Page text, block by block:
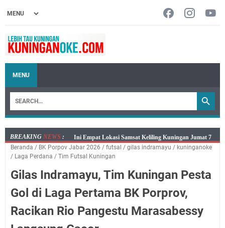
MENU
BREAKING NEWS :
Jumat 7 Agustus 2026 Mobil SIM Keliling Ada di
Kecamatan Sindangagung
Dicabut Dari Hidupmu, Kamu Akan Tetap Berjalan
Kelaparan Meskipun Memiliki Sekarung Penuh Uang
Salat Lima Waktu itu Bukan Cuma Kewajiban, Tapi
juga Tempat Beristirahat yang Paling Menenangkan, Ini
Jadwal Salat Wilayah Kuningan Jumat 7 Agustus 2026
Beranda / BK Porpov Jabar 2026 / futsal / gilas indramayu / kuninganoke
/ Laga Perdana / Tim Futsal Kuningan
Gilas Indramayu, Tim Kuningan Pesta
Gol di Laga Pertama BK Porprov,
Racikan Rio Pangestu Marasabessy